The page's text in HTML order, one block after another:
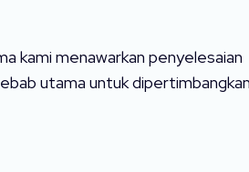
kami menawarkan penyelesaian
utama untuk dipertimbangkan